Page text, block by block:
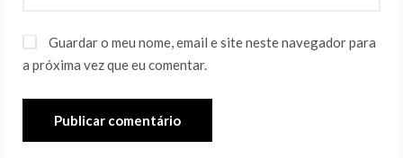
Guardar o meu nome, email e site neste navegador para
a próxima vez que eu comentar.